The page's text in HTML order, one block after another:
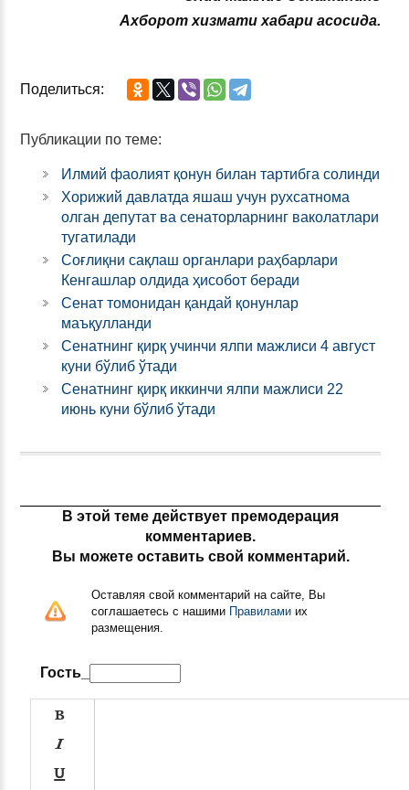
Ахборот хизмати хабари асосида.
Поделиться:
Публикации по теме:
Илмий фаолият қонун билан тартибга солинди
Хорижий давлатда яшаш учун рухсатнома
олган депутат ва сенаторларнинг ваколатлари
тугатилади
Соғлиқни сақлаш органлари раҳбарлари
Кенгашлар олдида ҳисобот беради
Сенат томонидан қандай қонунлар
маъқулланди
Сенатнинг қирқ учинчи ялпи мажлиси 4 август
куни бўлиб ўтади
Сенатнинг қирқ иккинчи ялпи мажлиси 22
июнь куни бўлиб ўтади
В этой теме действует премодерация
комментариев.
Вы можете оставить свой комментарий.
Оставляя свой комментарий на сайте, Вы
соглашаетесь с нашими Правилами их
размещения.
Гость_


